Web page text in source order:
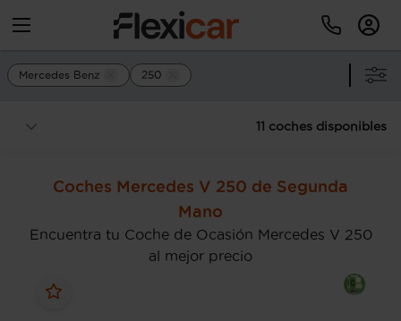
Mercedes Benz 250
11 coches disponibles
Coches Mercedes V 250 de Segunda
Mano
Encuentra tu Coche de Ocasión Mercedes V 250
al mejor precio